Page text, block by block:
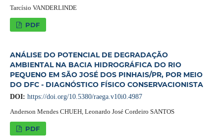
Tarcísio VANDERLINDE
PDF
ANÁLISE DO POTENCIAL DE DEGRADAÇÃO
AMBIENTAL NA BACIA HIDROGRÁFICA DO RIO
PEQUENO EM SÃO JOSÉ DOS PINHAIS/PR, POR MEIO
DO DFC - DIAGNÓSTICO FÍSICO CONSERVACIONISTA
DOI: https://doi.org/10.5380/raega.v10i0.4987
Anderson Mendes CHUEH, Leonardo José Cordeiro SANTOS
PDF